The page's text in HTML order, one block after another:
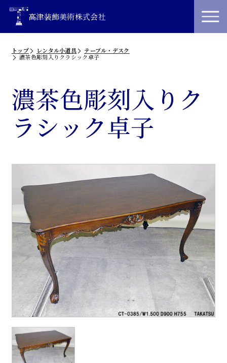
高津装飾美術株式会社
トップ レンタル小道具
テーブル・デスク
濃茶色彫刻入りクラシック卓子
濃茶色彫刻入りク
ラシック卓子